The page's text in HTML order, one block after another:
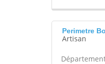
Perimetre
Artisan